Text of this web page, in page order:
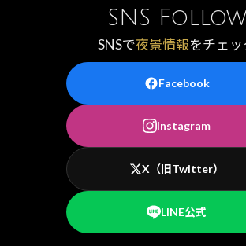
SNS Follow
SNSで夜景情報をチェッ
Facebook
Instagram
X（旧Twitter）
LINE公式